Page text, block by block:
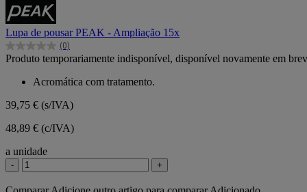
Lupa de pousar PEAK - Ampliação 15x
(0)
0.0
em
estrelas.
Produto temporariamente indisponível, disponível novamente em
Acromática com tratamento.
39,75 € (s/IVA)
48,89 € (c/IVA)
a unidade
- +